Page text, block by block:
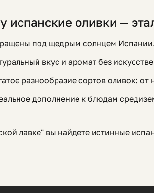
испанские оливки —
под щедрым солнцем Испании.
вкус и аромат без
разнообразие сортов оливок:
дополнение к блюдам
лавке" вы найдете истинные